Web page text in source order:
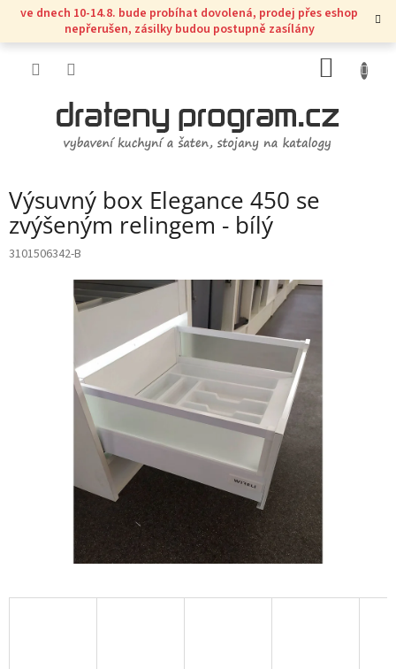
Přejít
obsah
ve dnech 10-14.8. bude probíhat dovolená, prodej přes eshop
nepřerušen, zásilky budou postupně zasílány
KOŠÍK
Výsuvný box Elegance 450 se
zvýšeným relingem - bílý
3101506342-B